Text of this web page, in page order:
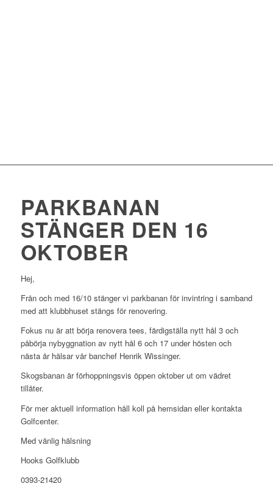
PARKBANAN
STÄNGER DEN 16
OKTOBER
Hej,
Från och med 16/10 stänger vi parkbanan för invintring i samband
med att klubbhuset stängs för renovering.
Fokus nu är att börja renovera tees, färdigställa nytt hål 3 och
påbörja nybyggnation av nytt hål 6 och 17 under hösten och
nästa år hälsar vår banchef Henrik Wissinger.
Skogsbanan är förhoppningsvis öppen oktober ut om vädret
tillåter.
För mer aktuell information håll koll på hemsidan eller kontakta
Golfcenter.
Med vänlig hälsning
Hooks Golfklubb
0393-21420